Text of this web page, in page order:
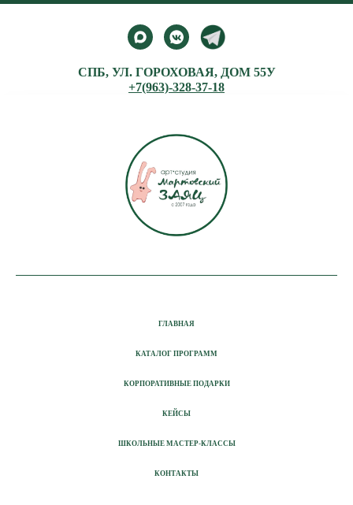
СПБ, УЛ. ГОРОХОВАЯ, ДОМ 55У
+7(963)-328-37-18
ГЛАВНАЯ
КАТАЛОГ ПРОГРАММ
КОРПОРАТИВНЫЕ ПОДАРКИ
КЕЙСЫ
ШКОЛЬНЫЕ МАСТЕР-КЛАССЫ
КОНТАКТЫ